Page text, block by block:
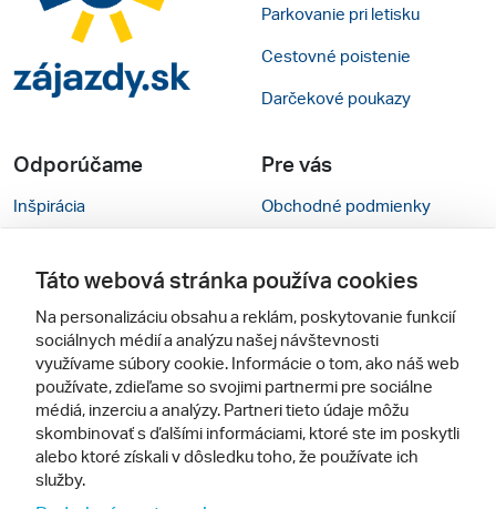
Parkovanie pri letisku
Cestovné poistenie
Darčekové poukazy
Odporúčame
Inšpirácia
Cestovné kancelárie
Zájezdy.cz
Pre vás
Obchodné podmienky
Nastavenie cookies
Mobilná verzia webu
Sledujte nás
Táto webová stránka používa cookies
Na personalizáciu obsahu a reklám, poskytovanie funkcií
sociálnych médií a analýzu našej návštevnosti
využívame súbory cookie. Informácie o tom, ako náš web
používate, zdieľame so svojimi partnermi pre sociálne
médiá, inzerciu a analýzy. Partneri tieto údaje môžu
skombinovať s ďalšími informáciami, ktoré ste im poskytli
alebo ktoré získali v dôsledku toho, že používate ich
služby.